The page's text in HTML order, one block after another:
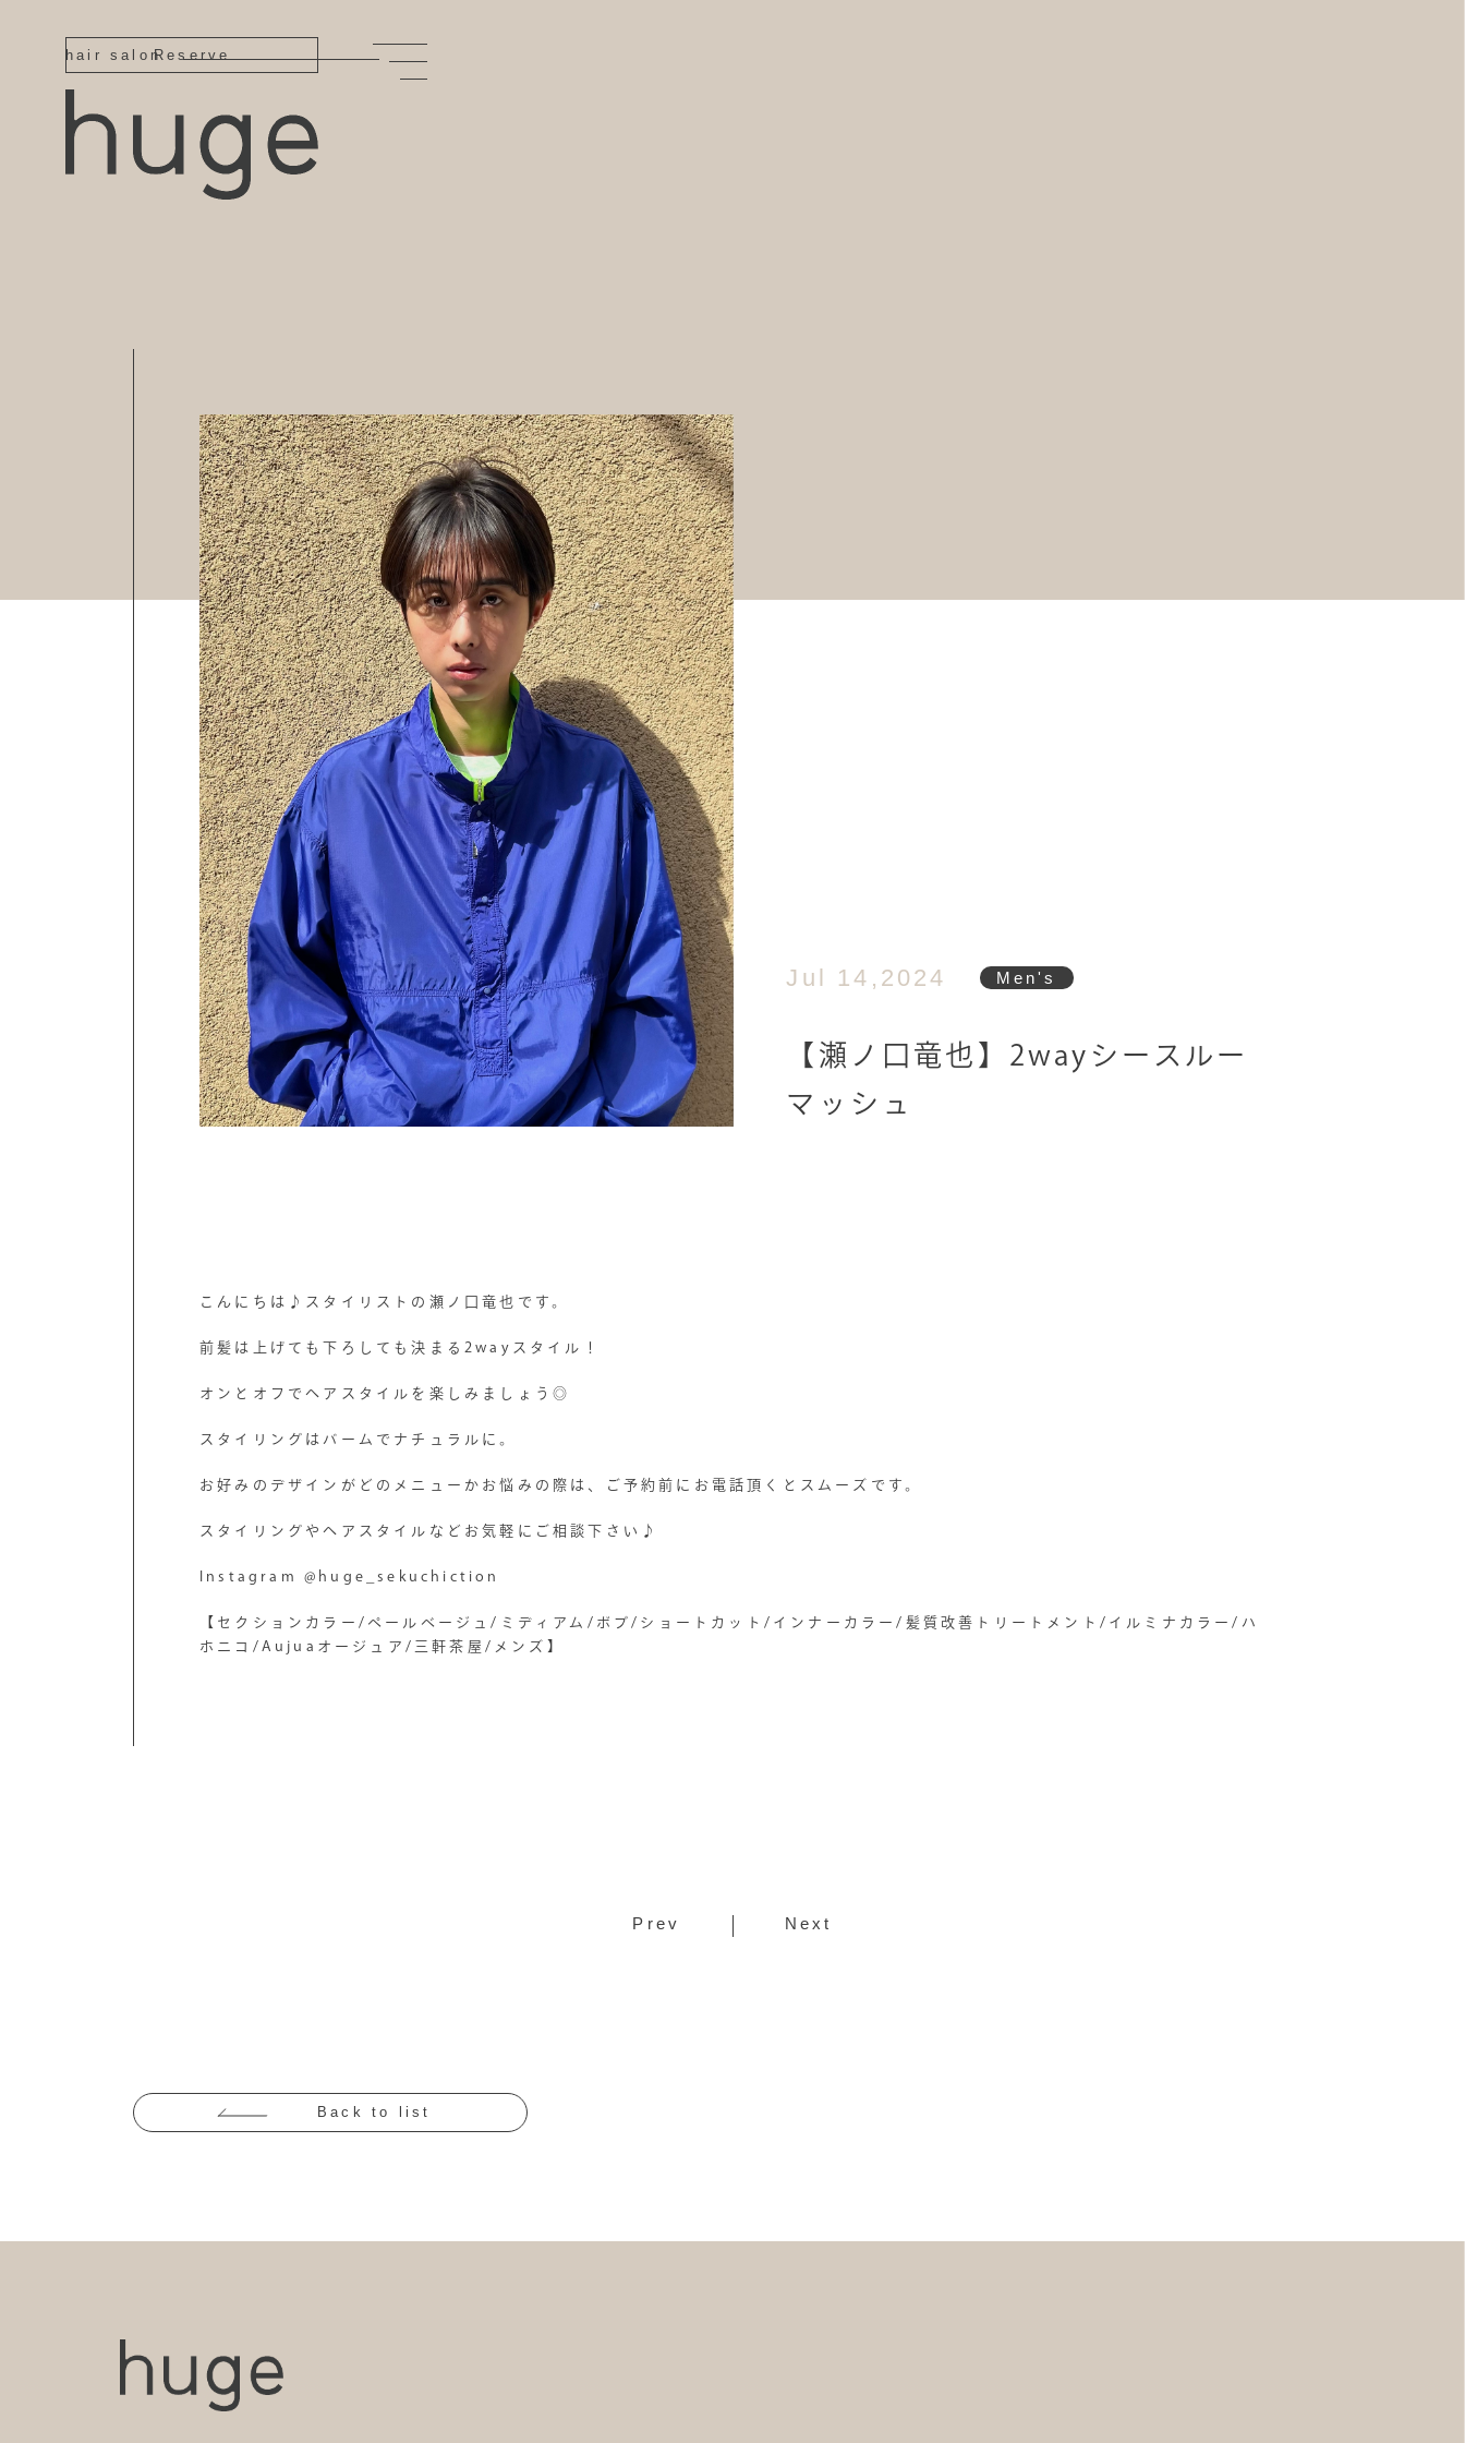
Reserve
hair salon
Jul 14,2024 Men's
【瀬ノ口竜也】2wayシースルー
マッシュ
こんにちは♪スタイリストの瀬ノ口竜也です。
前髪は上げても下ろしても決まる2wayスタイル！
オンとオフでヘアスタイルを楽しみましょう◎
スタイリングはバームでナチュラルに。
お好みのデザインがどのメニューかお悩みの際は、ご予約前にお電話頂くとスムーズです。
スタイリングやヘアスタイルなどお気軽にご相談下さい♪
Instagram @huge_sekuchiction
【セクションカラー/ペールベージュ/ミディアム/ボブ/ショートカット/インナーカラー/髪質改善トリートメント/イルミナカラー/ハ
ホニコ/Aujuaオージュア/三軒茶屋/メンズ】
Prev Next
Back to list